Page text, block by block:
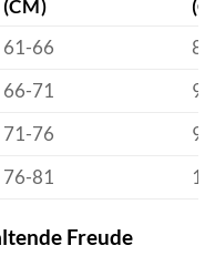
(CM)
61-66
66-71
71-76
76-81
Freude